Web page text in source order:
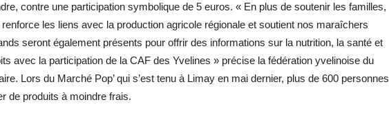
contre une participation symbolique de 5 euros. « En plus de soutenir les familles,
renforce les liens avec la production agricole régionale et soutient nos maraîchers
seront également présents pour offrir des informations sur la nutrition, la santé et
avec la participation de la CAF des Yvelines » précise la fédération yvelinoise du
Lors du Marché Pop’ qui s’est tenu à Limay en mai dernier, plus de 600 personnes
de produits à moindre frais.